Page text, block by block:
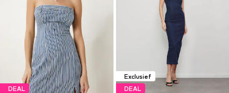
DEAL
Exclusief
DEAL